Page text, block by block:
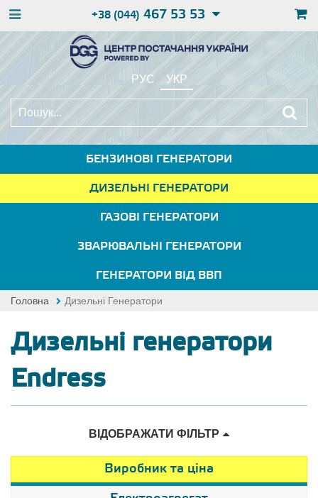
+38 (044) 467 53 53
РУС УКР
БЕНЗИНОВІ ГЕНЕРАТОРИ
ДИЗЕЛЬНІ ГЕНЕРАТОРИ
ГАЗОВІ ГЕНЕРАТОРИ
ЗВАРЮВАЛЬНІ ГЕНЕРАТОРИ
ГЕНЕРАТОРИ ВІД ВВП
Головна Дизельні Генератори
Дизельні генератори
Endress
ВІДОБРАЖАТИ ФІЛЬТР
Виробник та ціна